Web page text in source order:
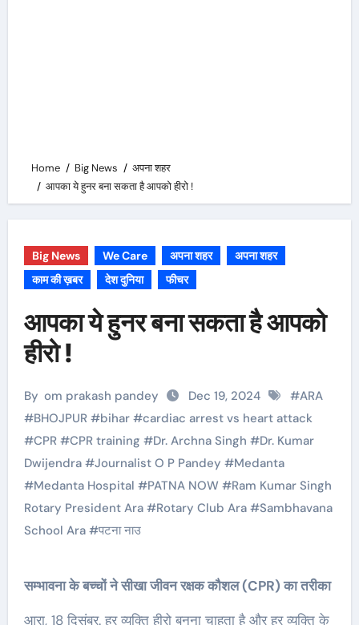
Home Big News
अपना शहर
आपका ये हुनर बना सकता है आपको हीरो !
Big News We Care अपना शहर
अपना शहर
काम की ख़बर
देश दुनिया फीचर
आपका ये हुनर बना सकता है आपको
हीरो !
By om prakash pandey Dec 19, 2024 #ARA
#BHOJPUR#bihar#cardiac arrest vs heart attack
#CPR#CPR training #Dr. Archna Singh #Dr. Kumar
Dwijendra#Journalist O P Pandey #Medanta
#Medanta Hospital #PATNA NOW #Ram Kumar Singh
Rotary President Ara#Rotary Club Ara#Sambhavana
School Ara#पटना नाउ
सम्भावना के बच्चों ने सीखा जीवन रक्षक कौशल (CPR) का तरीका
आरा, 18 दिसंबर. हर व्यक्ति हीरो बनना चाहता है और हर व्यक्ति के